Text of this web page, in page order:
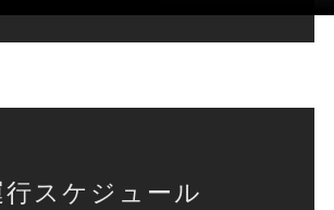
行スケジュール